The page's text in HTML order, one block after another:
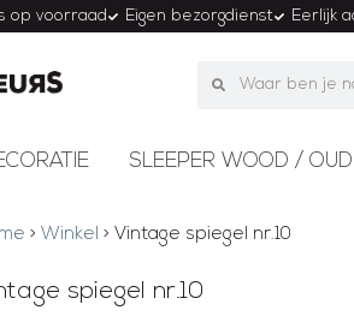
op voorraad Eigen bezorgdienst Eerlijk
SLEEPER WOOD / OUD
> Winkel > Vintage spiegel nr.10
spiegel nr.10